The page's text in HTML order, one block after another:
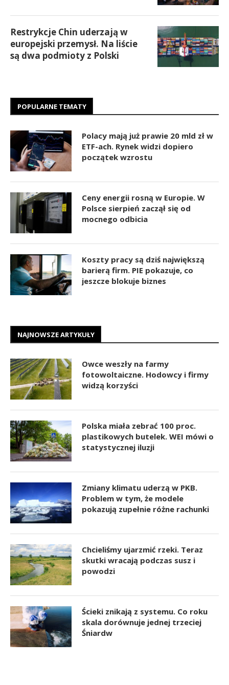
Restrykcje Chin uderzają w
europejski przemysł. Na liście
są dwa podmioty z Polski
POPULARNE TEMATY
Polacy mają już prawie 20 mld zł w
ETF-ach. Rynek widzi dopiero
początek wzrostu
Ceny energii rosną w Europie. W
Polsce sierpień zaczął się od
mocnego odbicia
Koszty pracy są dziś największą
barierą firm. PIE pokazuje, co
jeszcze blokuje biznes
NAJNOWSZE ARTYKUŁY
Owce weszły na farmy
fotowoltaiczne. Hodowcy i firmy
widzą korzyści
Polska miała zebrać 100 proc.
plastikowych butelek. WEI mówi o
statystycznej iluzji
Zmiany klimatu uderzą w PKB.
Problem w tym, że modele
pokazują zupełnie różne rachunki
Chcieliśmy ujarzmić rzeki. Teraz
skutki wracają podczas susz i
powodzi
Ścieki znikają z systemu. Co roku
skala dorównuje jednej trzeciej
Śniardw